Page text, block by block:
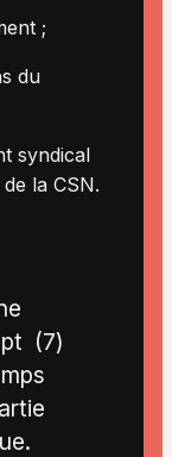
;
du
syndical
la CSN.
(7)